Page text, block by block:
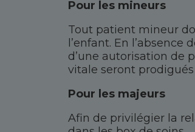
Pour les mineurs
Tout patient mineur
l’enfant. En
d’une autorisation de
vitale seront
Pour les majeurs
Afin de privilégier la